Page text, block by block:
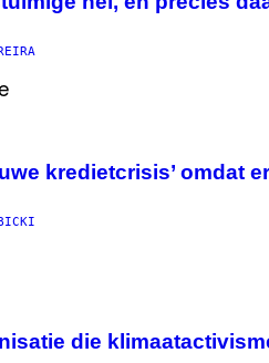
kredietcrisis’ omdat
die